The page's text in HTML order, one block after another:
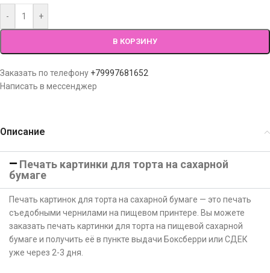
- +
В КОРЗИНУ
Заказать по телефону +79997681652
Написать в мессенджер
Описание
Печать картинки для торта на сахарной
бумаге
Печать картинок для торта на сахарной бумаге — это печать
съедобными чернилами на пищевом принтере. Вы можете
заказать печать картинки для торта на пищевой сахарной
бумаге и получить её в пункте выдачи Боксберри или СДЕК
уже через 2-3 дня.